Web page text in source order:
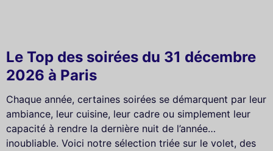
Le Top des soirées du 31 décembre
2026 à Paris
Chaque année, certaines soirées se démarquent par leur
ambiance, leur cuisine, leur cadre ou simplement leur
capacité à rendre la dernière nuit de l’année…
inoubliable. Voici notre sélection triée sur le volet, des